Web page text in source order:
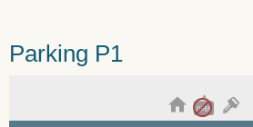
Parking P1